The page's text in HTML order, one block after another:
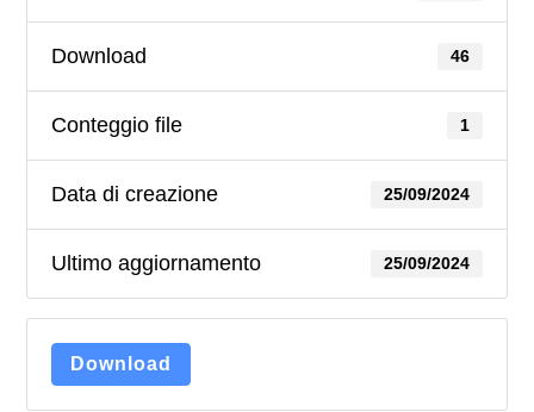
Download 46
Conteggio file 1
Data di creazione 25/09/2024
Ultimo aggiornamento 25/09/2024
Download